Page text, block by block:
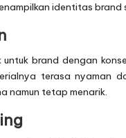
identitas brand
brand dengan
terasa nyaman
namun tetap menarik.